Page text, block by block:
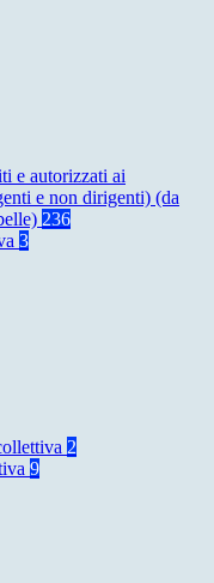
e autorizzati ai
e non dirigenti) (da
236
3
2
9